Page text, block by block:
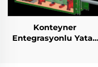
Konteyner
Entegrasyonlu Yatay